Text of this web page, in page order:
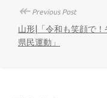
↞Previous Post
山形|「令和も笑顔で！
県民運動」